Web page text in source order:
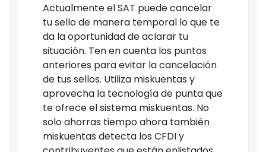
Actualmente el SAT puede cancelar
tu sello de manera temporal lo que te
da la oportunidad de aclarar tu
situación. Ten en cuenta los puntos
anteriores para evitar la cancelación
de tus sellos. Utiliza miskuentas y
aprovecha la tecnología de punta que
te ofrece el sistema miskuentas. No
solo ahorras tiempo ahora también
miskuentas detecta los CFDI y